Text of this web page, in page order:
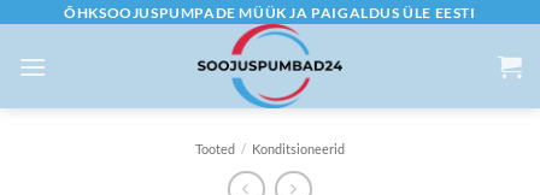
content
ÕHKSOOJUSPUMPADE MÜÜK JA PAIGALDUS ÜLE EESTI
Tooted / Konditsioneerid